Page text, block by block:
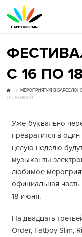
С 16 ПО
МЕРОПРИЯТИЯ В
ПО 18 ИЮНЯ
Уже буквально
превратится в
целую неделю
музыканты
любимое
официальная часть
18 июня.
На двадцать
Order, Fatboy Slim,